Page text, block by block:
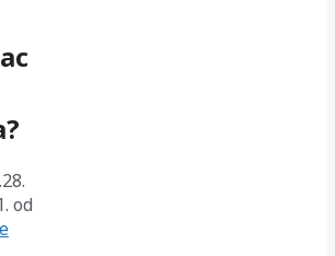
28.
od